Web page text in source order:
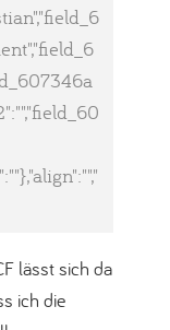
lässt sich da
ich die